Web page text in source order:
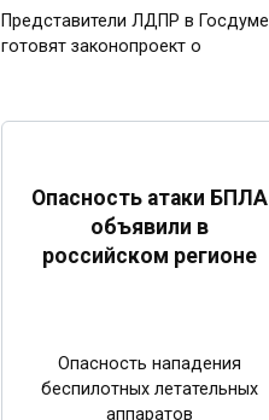
Представители ЛДПР в Госдуме
готовят законопроект о
Опасность атаки БПЛА
объявили в
российском регионе
Опасность нападения
беспилотных летательных
аппаратов